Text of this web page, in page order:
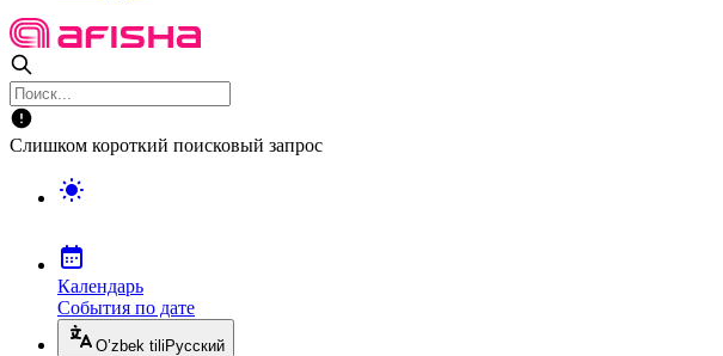
Слишком короткий поисковый запрос
Календарь
События по дате
O’zbek tili Русский